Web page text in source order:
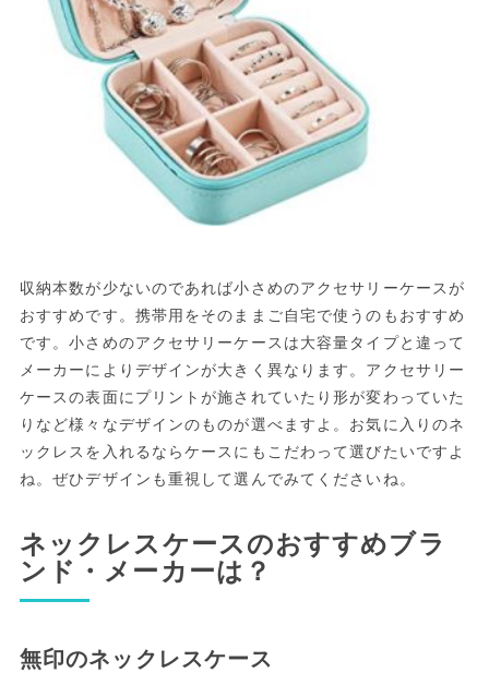
収納本数が少ないのであれば小さめのアクセサリーケースが
おすすめです。携帯用をそのままご自宅で使うのもおすすめ
です。小さめのアクセサリーケースは大容量タイプと違って
メーカーによりデザインが大きく異なります。アクセサリー
ケースの表面にプリントが施されていたり形が変わっていた
りなど様々なデザインのものが選べますよ。お気に入りのネ
ックレスを入れるならケースにもこだわって選びたいですよ
ね。ぜひデザインも重視して選んでみてくださいね。
ネックレスケースのおすすめブラ
ンド・メーカーは？
無印のネックレスケース